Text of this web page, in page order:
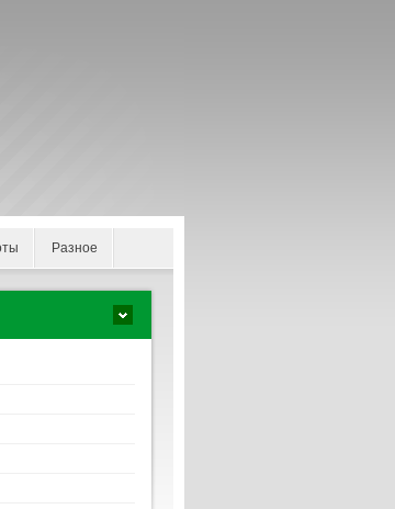
Разное